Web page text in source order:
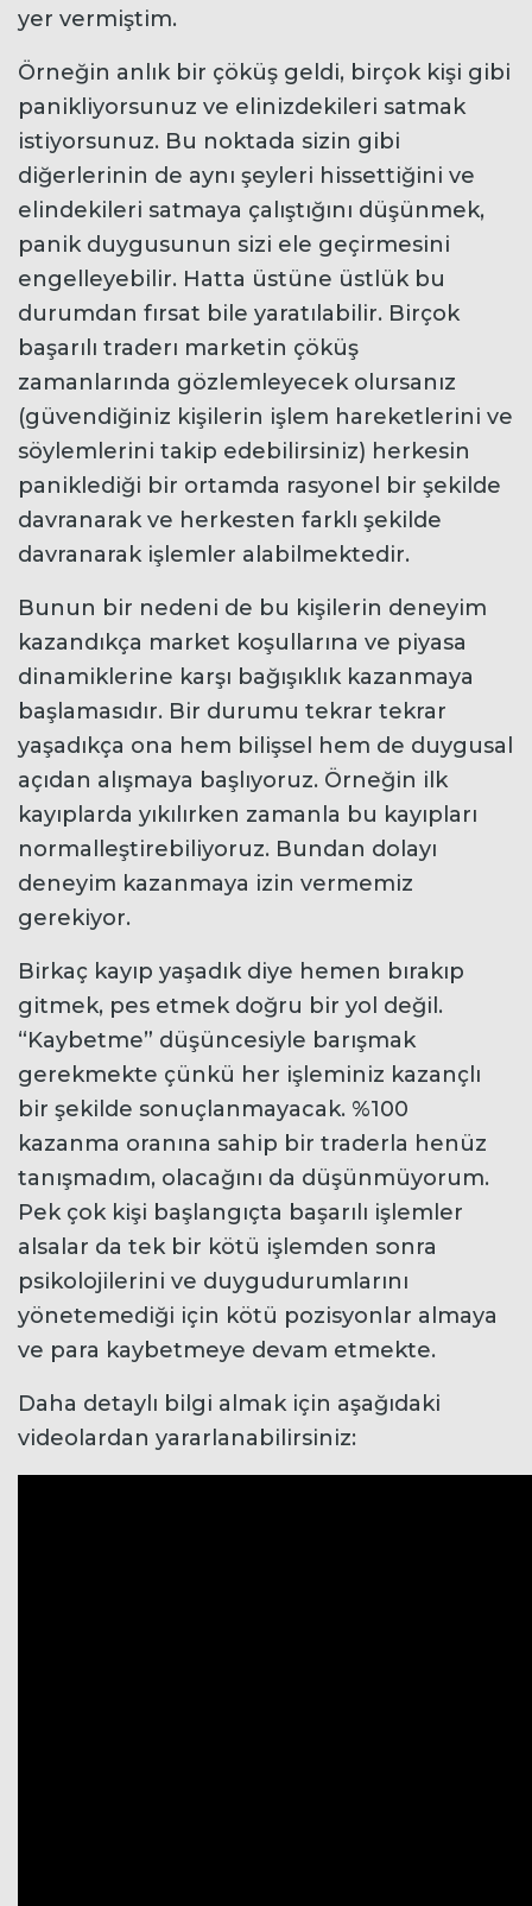
yer vermiştim.
Örneğin anlık bir çöküş geldi, birçok kişi gibi
panikliyorsunuz ve elinizdekileri satmak
istiyorsunuz. Bu noktada sizin gibi
diğerlerinin de aynı şeyleri hissettiğini ve
elindekileri satmaya çalıştığını düşünmek,
panik duygusunun sizi ele geçirmesini
engelleyebilir. Hatta üstüne üstlük bu
durumdan fırsat bile yaratılabilir. Birçok
başarılı traderı marketin çöküş
zamanlarında gözlemleyecek olursanız
(güvendiğiniz kişilerin işlem hareketlerini ve
söylemlerini takip edebilirsiniz) herkesin
paniklediği bir ortamda rasyonel bir şekilde
davranarak ve herkesten farklı şekilde
davranarak işlemler alabilmektedir.
Bunun bir nedeni de bu kişilerin deneyim
kazandıkça market koşullarına ve piyasa
dinamiklerine karşı bağışıklık kazanmaya
başlamasıdır. Bir durumu tekrar tekrar
yaşadıkça ona hem bilişsel hem de duygusal
açıdan alışmaya başlıyoruz. Örneğin ilk
kayıplarda yıkılırken zamanla bu kayıpları
normalleştirebiliyoruz. Bundan dolayı
deneyim kazanmaya izin vermemiz
gerekiyor.
Birkaç kayıp yaşadık diye hemen bırakıp
gitmek, pes etmek doğru bir yol değil.
“Kaybetme” düşüncesiyle barışmak
gerekmekte çünkü her işleminiz kazançlı
bir şekilde sonuçlanmayacak. %100
kazanma oranına sahip bir traderla henüz
tanışmadım, olacağını da düşünmüyorum.
Pek çok kişi başlangıçta başarılı işlemler
alsalar da tek bir kötü işlemden sonra
psikolojilerini ve duygudurumlarını
yönetemediği için kötü pozisyonlar almaya
ve para kaybetmeye devam etmekte.
Daha detaylı bilgi almak için aşağıdaki
videolardan yararlanabilirsiniz: